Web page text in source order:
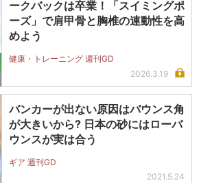
ークバックは卒業！「スイミングポ
ーズ」で肩甲骨と胸椎の連動性を高
めよう
健康・トレーニング 週刊GD
2026.3.19
バンカーが出ない原因はバウンス角
が大きいから? 日本の砂にはローバ
ウンスが実は合う
ギア 週刊GD
2021.5.24